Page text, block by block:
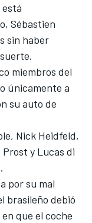
Sébastien
sin haber
miembros del
únicamente a
su auto de
Nick Heidfeld,
y Lucas di
por su mal
brasileño debió
que el coche